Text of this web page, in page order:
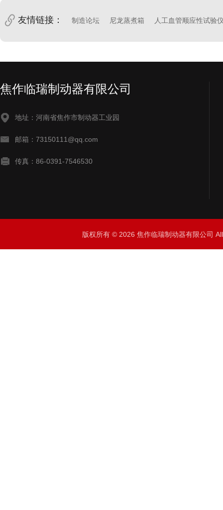
友情链接： 制造论坛 尼龙蒸煮箱 人工血管顺应性试验
焦作临瑞制动器有限公司
地址：河南省焦作市制动器工业园
邮箱：73150111@qq.com
传真：86-0391-7546530
版权所有 © 2026 焦作临瑞制动器有限公